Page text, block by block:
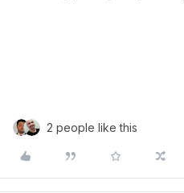
2 people like this